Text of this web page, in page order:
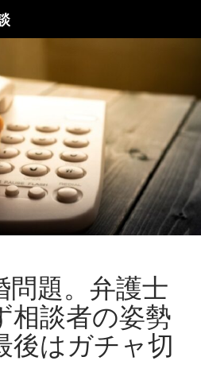
問題。弁護士
相談者の姿勢
後はガチャ切